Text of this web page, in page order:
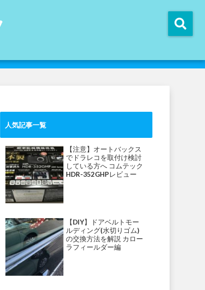
人気記事一覧
【注意】オートバックス
でドラレコを取付け検討
している方へ コムテック
HDR-352GHPレビュー
【DIY】ドアベルトモー
ルディング(水切りゴム)
の交換方法を解説 カロー
ラフィールダー編